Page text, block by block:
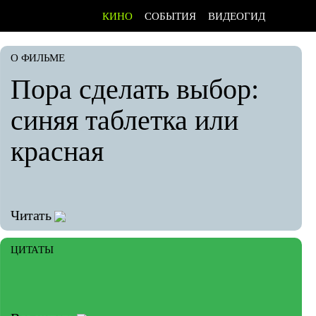
КИНО СОБЫТИЯ ВИДЕОГИД
О ФИЛЬМЕ
Пора сделать выбор:
синяя таблетка или
красная
Читать
ЦИТАТЫ